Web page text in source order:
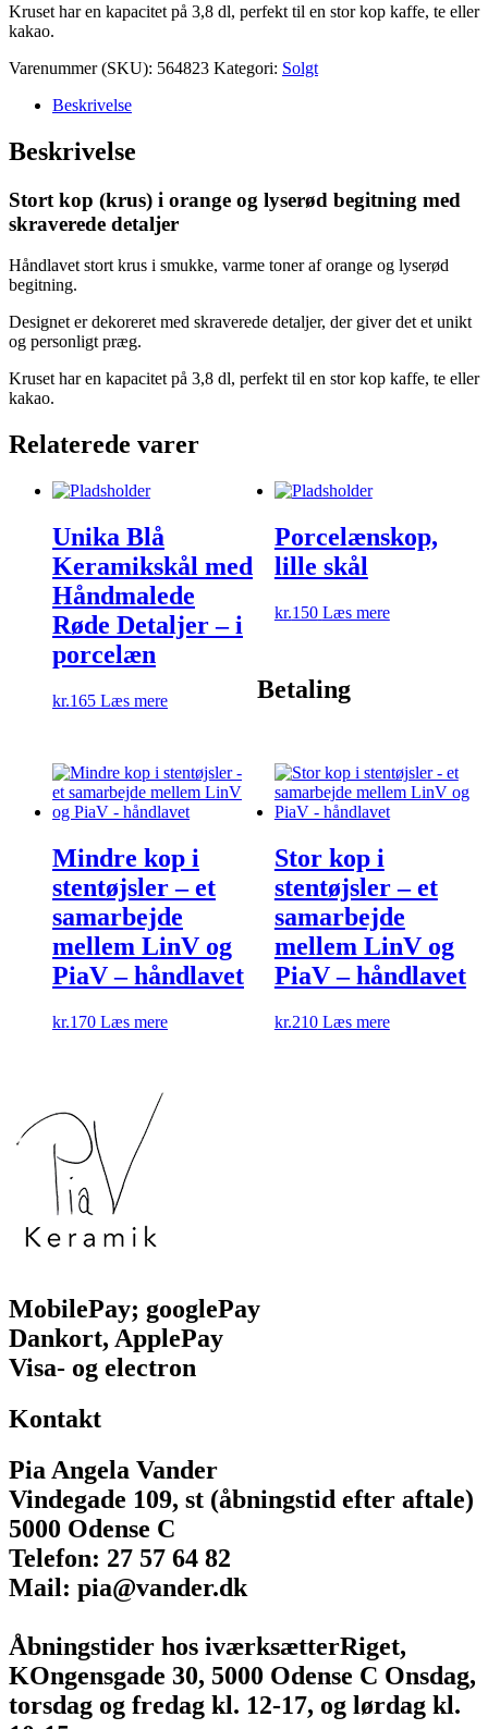
Kruset har en kapacitet på 3,8 dl, perfekt til en stor kop kaffe, te eller
kakao.
Varenummer (SKU): 564823 Kategori: Solgt
Beskrivelse
Beskrivelse
Stort kop (krus) i orange og lyserød begitning med
skraverede detaljer
Håndlavet stort krus i smukke, varme toner af orange og lyserød
begitning.
Designet er dekoreret med skraverede detaljer, der giver det et unikt
og personligt præg.
Kruset har en kapacitet på 3,8 dl, perfekt til en stor kop kaffe, te eller
kakao.
Relaterede varer
Unika Blå
Keramikskål med
Håndmalede
Røde Detaljer – i
porcelæn
kr.165 Læs mere
Porcelænskop,
lille skål
kr.150 Læs mere
Mindre kop i
stentøjsler – et
samarbejde
mellem LinV og
PiaV – håndlavet
kr.170 Læs mere
Stor kop i
stentøjsler – et
samarbejde
mellem LinV og
PiaV – håndlavet
kr.210 Læs mere
Betaling
MobilePay; googlePay
Dankort, ApplePay
Visa- og electron
Kontakt
Pia Angela Vander
Vindegade 109, st (åbningstid efter aftale)
5000 Odense C
Telefon: 27 57 64 82
Mail: pia@vander.dk
Åbningstider hos iværksætterRiget,
KOngensgade 30, 5000 Odense C Onsdag,
torsdag og fredag kl. 12-17, og lørdag kl.